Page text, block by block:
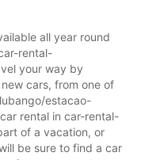
all year round
rental-
your way by
cars, from one of
estacao-
rental in car-rental-
of a vacation, or
be sure to find a car